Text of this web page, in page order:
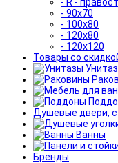
- 90x70
- 100x80
- 120x80
- 120x120
Товары со
Душевые двери,
Ванны
Бренды